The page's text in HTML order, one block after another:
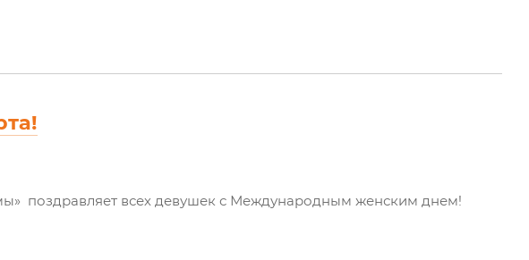
поздравляет всех девушек с Международным женским днем!